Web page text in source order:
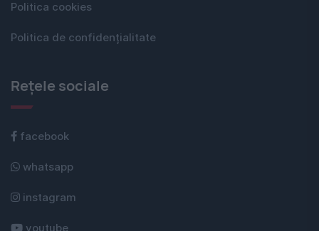
Politica cookies
Politica de confidențialitate
Rețele sociale
facebook
whatsapp
instagram
youtube